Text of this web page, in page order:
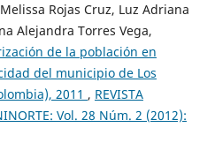
Rojas Cruz, Luz Adriana
Alejandra Torres Vega,
de la población en
del municipio de Los
2011 , REVISTA
Vol. 28 Núm. 2 (2012):